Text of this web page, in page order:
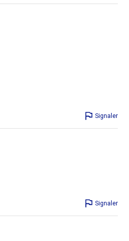
Signaler
Signaler